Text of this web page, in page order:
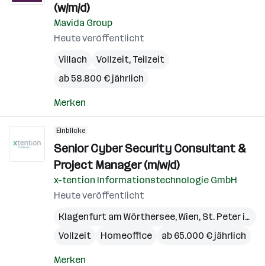
(w/m/d)
Mavida Group
Heute veröffentlicht
Villach
Vollzeit, Teilzeit
ab 58.800 € jährlich
Merken
Einblicke
Senior Cyber Security Consultant &
Project Manager (m/w/d)
x-tention Informationstechnologie GmbH
Heute veröffentlicht
Klagenfurt am Wörthersee,Wien, St. Peter in der Au
Vollzeit
Homeoffice ab 65.000 € jährlich
Merken